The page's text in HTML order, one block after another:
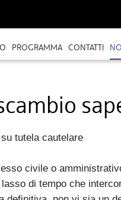
PROGRAMMA CONTATTI
tutela cautelare
civile o
di tempo che